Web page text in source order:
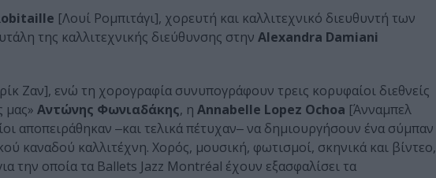
[Λουί Ρομπιτάγι], χορευτή και καλλιτεχνικό διευθυντή των
της καλλιτεχνικής διεύθυνσης στην Alexandra Damiani
Ζαν], ενώ τη χορογραφία συνυπογράφουν τρεις κορυφαίοι διεθνείς
μας» Αντώνης Φωνιαδάκης, η Annabelle Lopez Ochoa [Άνναμπελ
αποπειράθηκαν ‒και τελικά πέτυχαν‒ να δημιουργήσουν ένα σύμπαν
καναδού καλλιτέχνη. Χορός, μουσική, φωτισμοί, σκηνικά και βίντεο,
την οποία τα Ballets Jazz Montréal έχουν εξασφαλίσει τα